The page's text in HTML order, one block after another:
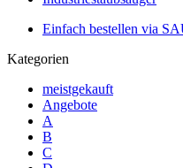
Einfach bestellen via
Kategorien
meistgekauft
Angebote
A
B
C